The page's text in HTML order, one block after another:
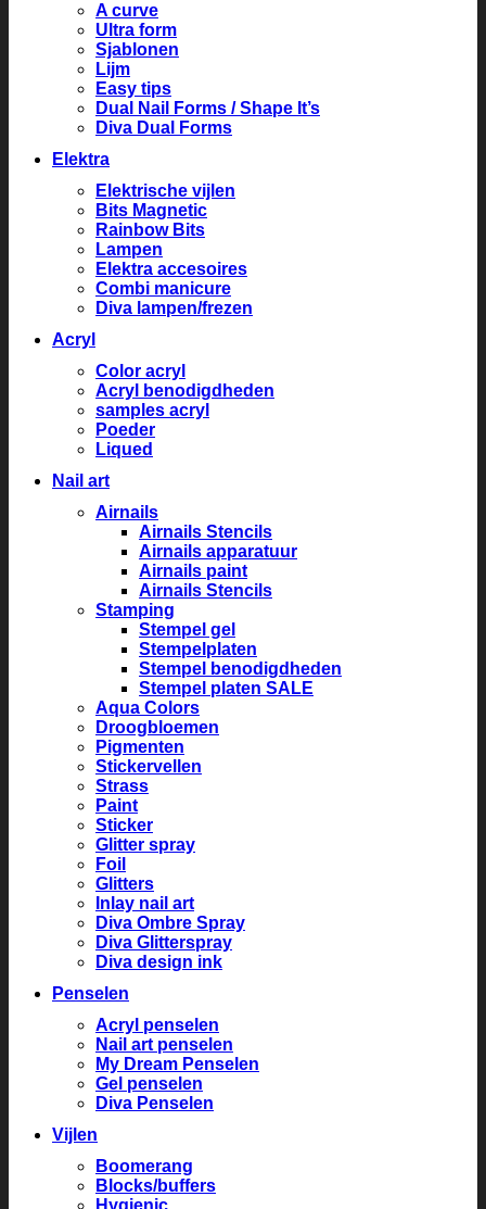
A curve
Ultra form
Sjablonen
Lijm
Easy tips
Dual Nail Forms / Shape It’s
Diva Dual Forms
Elektra
Elektrische vijlen
Bits Magnetic
Rainbow Bits
Lampen
Elektra accesoires
Combi manicure
Diva lampen/frezen
Acryl
Color acryl
Acryl benodigdheden
samples acryl
Poeder
Liqued
Nail art
Airnails
Airnails Stencils
Airnails apparatuur
Airnails paint
Airnails Stencils
Stamping
Stempel gel
Stempelplaten
Stempel benodigdheden
Stempel platen SALE
Aqua Colors
Droogbloemen
Pigmenten
Stickervellen
Strass
Paint
Sticker
Glitter spray
Foil
Glitters
Inlay nail art
Diva Ombre Spray
Diva Glitterspray
Diva design ink
Penselen
Acryl penselen
Nail art penselen
My Dream Penselen
Gel penselen
Diva Penselen
Vijlen
Boomerang
Blocks/buffers
Hygienic